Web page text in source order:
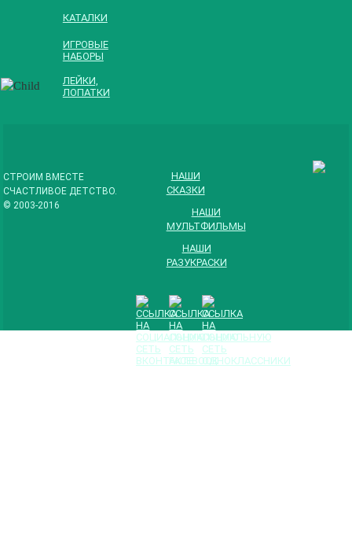
КАТАЛКИ
ИГРОВЫЕ
НАБОРЫ
ЛЕЙКИ,
ЛОПАТКИ
СТРОИМ ВМЕСТЕ
СЧАСТЛИВОЕ ДЕТСТВО.
© 2003-2016
НАШИ
СКАЗКИ
НАШИ
МУЛЬТФИЛЬМЫ
НАШИ
РАЗУКРАСКИ